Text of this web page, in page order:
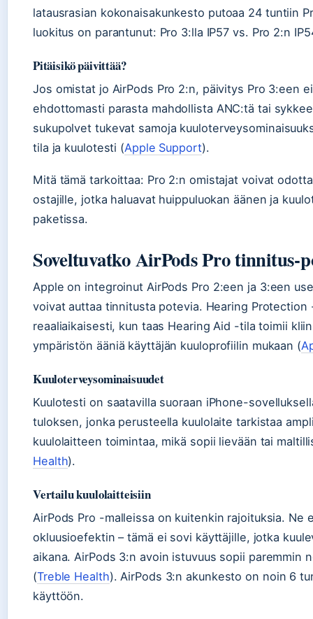
latausrasian kokonaisakunkesto putoaa 24 tuntiin
luokitus on parantunut: Pro 3:lla IP57 vs. Pro 2:n
Pitäisikö päivittää?
Jos omistat jo AirPods Pro 2:n, päivitys Pro 3:een
ehdottomasti parasta mahdollista ANC:tä tai
sukupolvet tukevat samoja
tila ja kuulotesti (Apple Support).
Mitä tämä tarkoittaa: Pro 2:n omistajat voivat
ostajille, jotka haluavat huippuluokan äänen ja
paketissa.
Soveltuvatko AirPods Pro tinnitus-
Apple on integroinut AirPods Pro 2:een ja 3:een
voivat auttaa tinnitusta potevia. Hearing Protection
reaaliaikaisesti, kun taas Hearing Aid -tila toimii
ympäristön ääniä käyttäjän kuuloprofiilin mukaan (
Kuuloterveysominaisuudet
Kuulotesti on saatavilla suoraan iPhone-
tuloksen, jonka perusteella kuulolaite tarkistaa
kuulolaitteen toimintaa, mikä sopii lievään tai
Health).
Vertailu kuulolaitteisiin
AirPods Pro -malleissa on kuitenkin rajoituksia. Ne
okluusioefektin – tämä ei sovi käyttäjille, jotka
aikana. AirPods 3:n avoin istuvuus sopii paremmin
(Treble Health). AirPods 3:n akunkesto on noin 6
käyttöön.